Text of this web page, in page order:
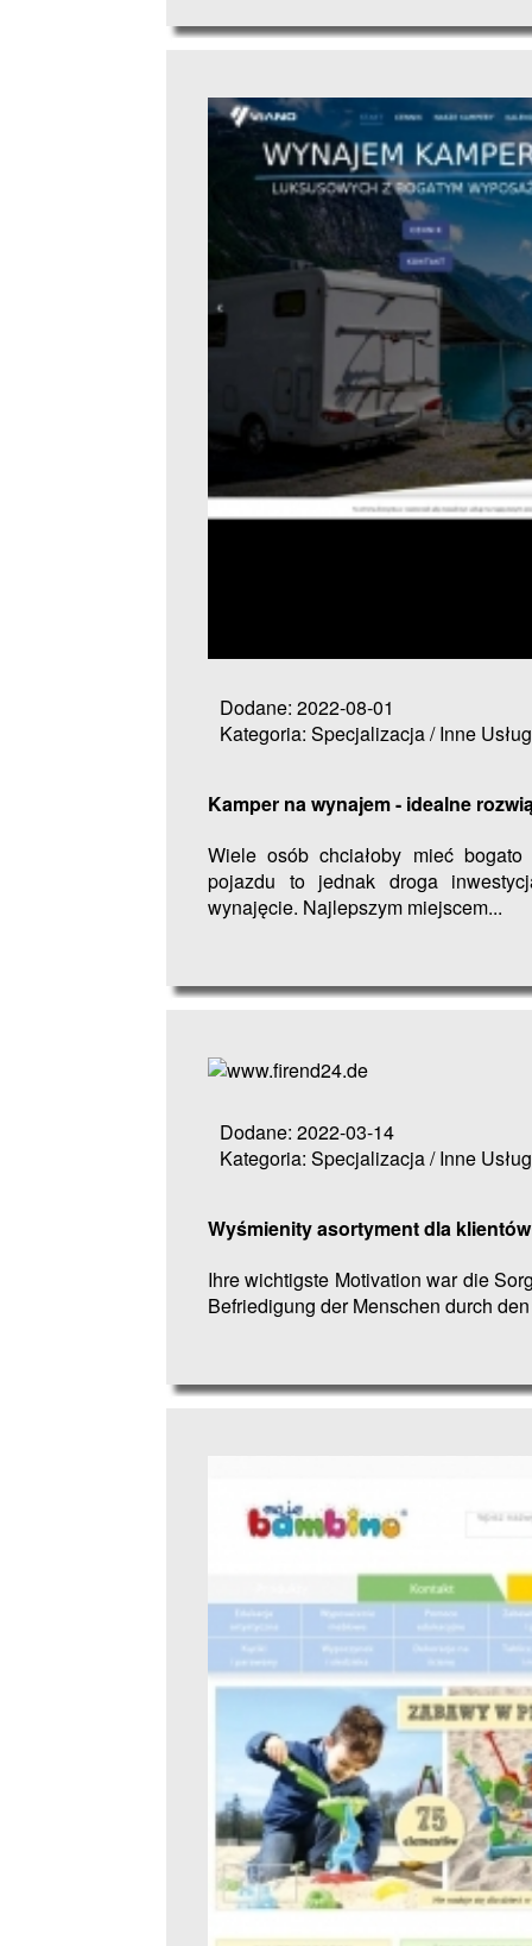
Dodane: 2022-08-01
Kategoria: Specjalizacja / Inne
Kamper na wynajem - idealne
Wiele osób chciałoby mieć
pojazdu to jednak droga
wynajęcie. Najlepszym miejscem...
Dodane: 2022-03-14
Kategoria: Specjalizacja / Inne
Wyśmienity asortyment dla
Ihre wichtigste Motivation war die
Befriedigung der Menschen durch